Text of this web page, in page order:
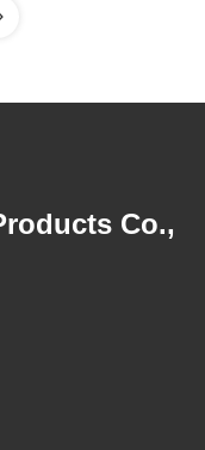
Co.,